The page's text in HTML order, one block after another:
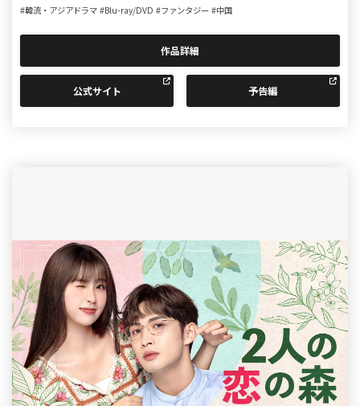
#韓流・アジアドラマ #Blu-ray/DVD #ファンタジー #中国
作品詳細
公式サイト 予告編